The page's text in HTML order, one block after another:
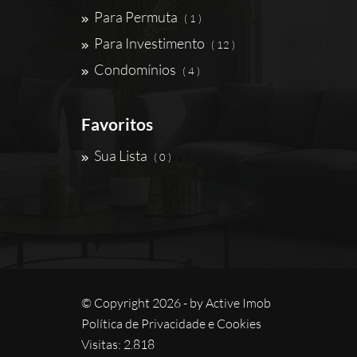
Para Permuta ( 1 )
Para Investimento ( 12 )
Condomínios ( 4 )
Favoritos
Sua Lista ( 0 )
© Copyright 2026 - byActive Imob
Política de Privacidade e Cookies
Visitas: 2.818